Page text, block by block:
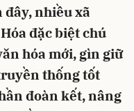
đây, nhiều xã
đặc biệt chú
hóa mới, gìn giữ
thống tốt
đoàn kết, nâng